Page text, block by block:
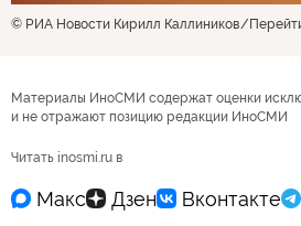
© РИА Новости Кирилл Каллиников
Материалы ИноСМИ содержат оценки
и не отражают позицию редакции ИноСМИ
Читать inosmi.ru в